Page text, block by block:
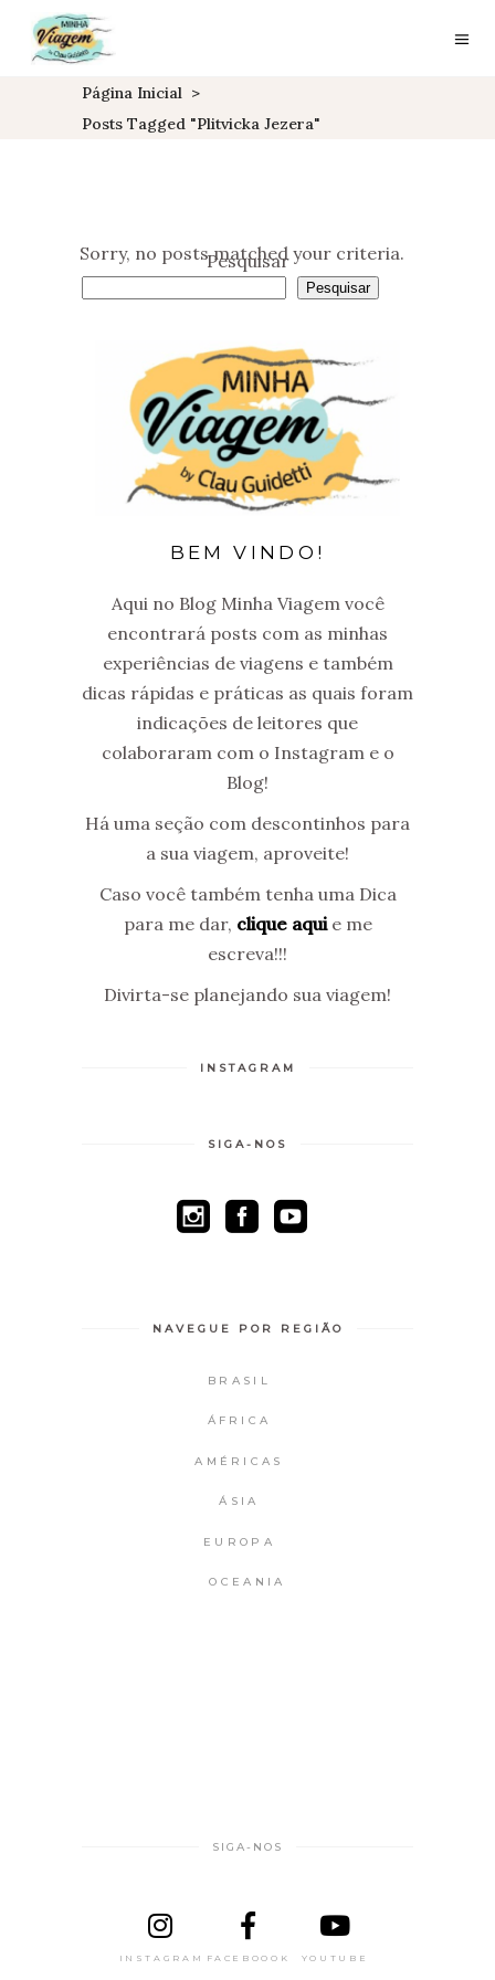
Página Inicial >
Posts Tagged "plitvicka Jezera"
Sorry, no posts matched your criteria.
Pesquisar
Pesquisar
BEM VINDO!
Aqui no Blog Minha Viagem você
encontrará posts com as minhas
experiências de viagens e também
dicas rápidas e práticas as quais foram
indicações de leitores que
colaboraram com o Instagram e o
Blog!
Há uma seção com descontinhos para
a sua viagem, aproveite!
Caso você também tenha uma Dica
para me dar, clique aquie me
escreva!!!
Divirta-se planejando sua viagem!
INSTAGRAM
SIGA-NOS
NAVEGUE POR REGIÃO
BRASIL
ÁFRICA
AMÉRICAS
ÁSIA
EUROPA
OCEANIA
SIGA-NOS
INSTAGRAM FACEBOOOK YOUTUBE